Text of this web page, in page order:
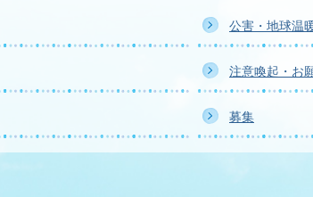
公害・地球温
注意喚起・お
募集